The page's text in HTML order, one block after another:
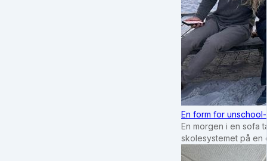
En form for
En morgen i en sofa
skolesystemet på en